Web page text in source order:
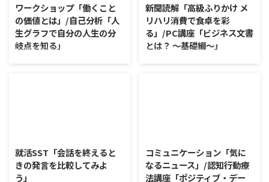
ワークショップ「働くこと
の価値とは」/自己分析「人
生グラフで自分の人生の分
岐点を知る」
り、改善点を見つけていくことが
できます。 また、質問を考えな
新聞読解「高級ふりかけ メ
リハリ消費で食卓を彩
る」/PC講座「ビジネス文書
とは？ ～基礎編～」
り、味がとても上品で驚いた ふ
りかけのコスパや手軽さはメリッ
就活SST「会話を終えると
きの発言を比較してみよ
う」
コミュニケーション「気に
なるニュース」/認知行動療
法講座「ポジティブ・デー